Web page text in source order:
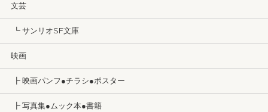
文芸
┗ サンリオSF文庫
映画
┣ 映画パンフ●チラシ●ポスター
┣ 写真集●ムック本●書籍